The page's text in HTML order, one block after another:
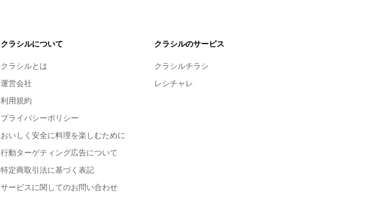
クラシルについて
クラシルとは
運営会社
利用規約
プライバシーポリシー
おいしく安全に料理を楽しむために
行動ターゲティング広告について
特定商取引法に基づく表記
サービスに関してのお問い合わせ
クラシルのサービス
クラシルチラシ
レシチャレ